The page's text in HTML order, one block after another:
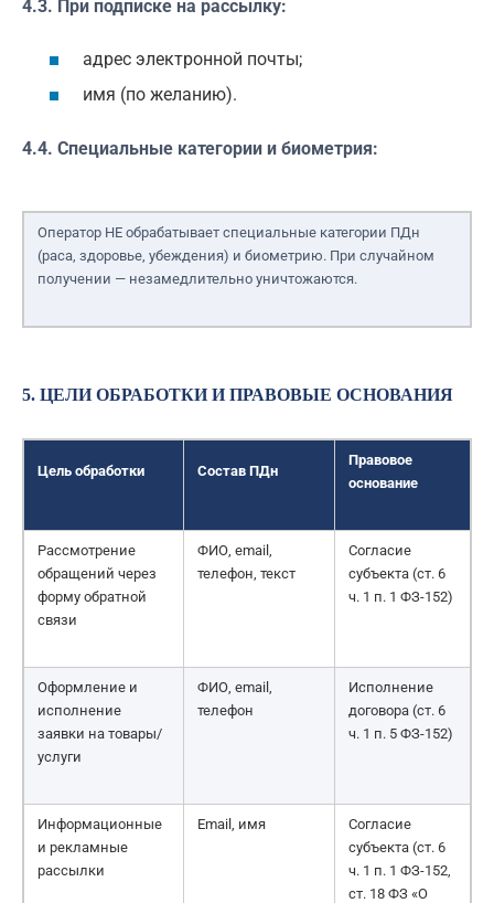
4.3. При подписке на рассылку:
адрес электронной почты;
имя (по желанию).
4.4. Специальные категории и биометрия:
Оператор НЕ обрабатывает специальные категории ПДн
(раса, здоровье, убеждения) и биометрию. При случайном
получении — незамедлительно уничтожаются.
5. ЦЕЛИ ОБРАБОТКИ И ПРАВОВЫЕ ОСНОВАНИЯ
Цель обработки Состав ПДн
Правовое
основание
Рассмотрение
обращений через
форму обратной
связи
ФИО, email,
телефон, текст
Согласие
субъекта (ст. 6
ч. 1 п. 1 ФЗ-152)
Оформление и
исполнение
заявки на товары/
услуги
ФИО, email,
телефон
Исполнение
договора (ст. 6
ч. 1 п. 5 ФЗ-152)
Информационные
и рекламные
рассылки
Email, имя
Согласие
субъекта (ст. 6
ч. 1 п. 1 ФЗ-152,
ст. 18 ФЗ «О